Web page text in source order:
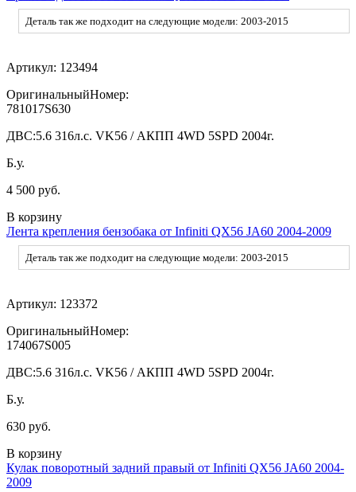
Деталь так же подходит на следующие модели: 2003-2015
Артикул: 123494
ОригинальныйНомер:
781017S630
ДВС:5.6 316л.с. VK56 / АКПП 4WD 5SPD 2004г.
Б.у.
4 500 руб.
В корзину
Лента крепления бензобака от Infiniti QX56 JA60 2004-2009
Деталь так же подходит на следующие модели: 2003-2015
Артикул: 123372
ОригинальныйНомер:
174067S005
ДВС:5.6 316л.с. VK56 / АКПП 4WD 5SPD 2004г.
Б.у.
630 руб.
В корзину
Кулак поворотный задний правый от Infiniti QX56 JA60 2004-
2009